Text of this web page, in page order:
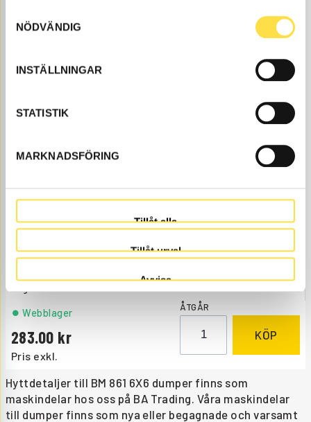
NÖDVÄNDIG
INSTÄLLNINGAR
STATISTIK
MARKNADSFÖRING
Tillåt alla
Tillåt urval
Avvisa
STL362 SN 59472- Med diod + 2 nycklar.
Pris exkl.
Webblager
KÖP
STARTLÅS
Pris exkl.
283.00
Webblager ÅTGÅR
KÖP
Hyttdetaljer till BM 861 6X6 dumper finns som
maskindelar hos oss på BA Trading. Våra maskindelar
till dumper finns som nya eller begagnade och varsamt